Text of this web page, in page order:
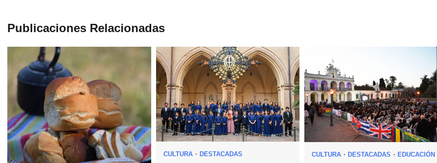
Publicaciones Relacionadas
CULTURA DESTACADAS CULTURA DESTACADAS EDUCACIÓN